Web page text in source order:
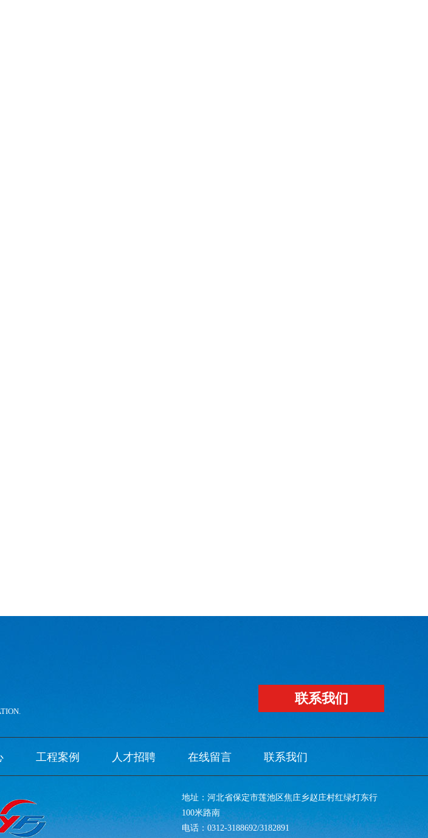
联系我们
工程案例 人才招聘 在线留言 联系我们
地址：河北省保定市莲池区焦庄乡赵庄村红绿灯东行
100米路南
电话：0312-3188692/3182891